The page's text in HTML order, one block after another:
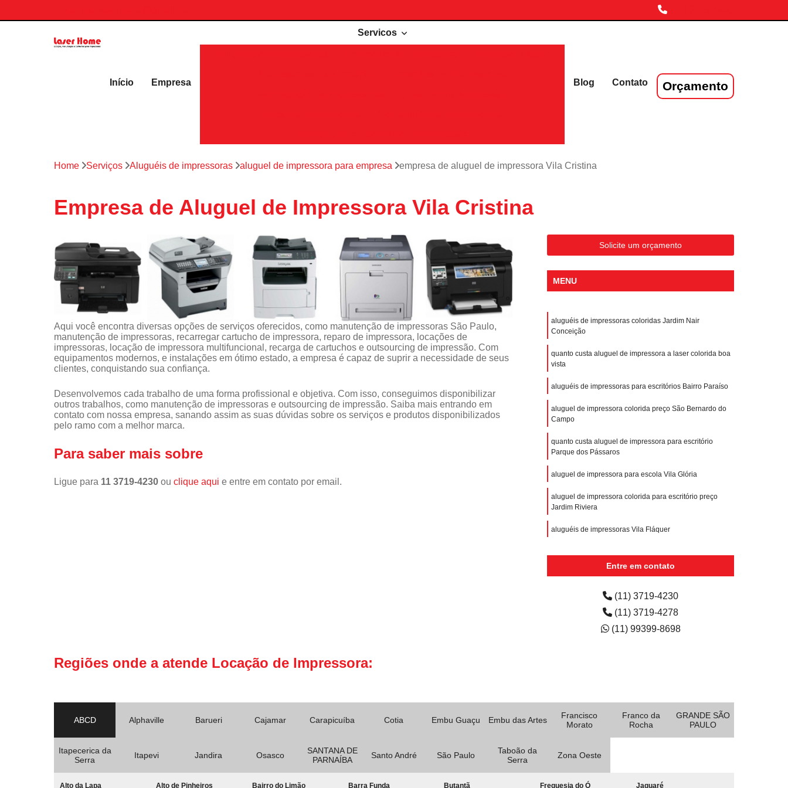
Início Empresa
Servicos
Blog Contato Orçamento
Home Serviços Aluguéis de impressoras aluguel de impressora para empresa empresa de aluguel de impressora Vila Cristina
Empresa de Aluguel de Impressora Vila Cristina
Aqui você encontra diversas opções de serviços oferecidos, como manutenção de impressoras São Paulo,
manutenção de impressoras, recarregar cartucho de impressora, reparo de impressora, locações de
impressoras, locação de impressora multifuncional, recarga de cartuchos e outsourcing de impressão. Com
equipamentos modernos, e instalações em ótimo estado, a empresa é capaz de suprir a necessidade de seus
clientes, conquistando sua confiança.
Desenvolvemos cada trabalho de uma forma profissional e objetiva. Com isso, conseguimos disponibilizar
outros trabalhos, como manutenção de impressoras e outsourcing de impressão. Saiba mais entrando em
contato com nossa empresa, sanando assim as suas dúvidas sobre os serviços e produtos disponibilizados
pelo ramo com a melhor marca.
Para saber mais sobre
Ligue para 11 3719-4230 ou clique aqui e entre em contato por email.
Solicite um orçamento
MENU
aluguéis de impressoras coloridas Jardim Nair
Conceição
quanto custa aluguel de impressora a laser colorida boa
vista
aluguéis de impressoras para escritórios Bairro Paraíso
aluguel de impressora colorida preço São Bernardo do
Campo
quanto custa aluguel de impressora para escritório
Parque dos Pássaros
aluguel de impressora para escola Vila Glória
aluguel de impressora colorida para escritório preço
Jardim Riviera
aluguéis de impressoras Vila Fláquer
Entre em contato
(11) 3719-4230
(11) 3719-4278
(11) 99399-8698
Regiões onde a atende Locação de Impressora:
ABCD Alphaville Barueri Cajamar Carapicuíba Cotia Embu Guaçu Embu das Artes
Francisco
Morato
Franco da
Rocha
GRANDE SÃO
PAULO
Itapecerica da
Serra
Itapevi Jandira Osasco
SANTANA DE
PARNAÍBA
Santo André São Paulo
Taboão da
Serra
Zona Oeste
Alto da Lapa Alto de Pinheiros Bairro do Limão Barra Funda Butantã Freguesia do Ó Jaguaré